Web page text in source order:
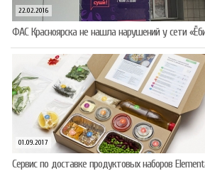
22.02.2016
ФАС Красноярска не нашла нарушений у сети
01.09.2017
Сервис по доставке продуктовых наборов